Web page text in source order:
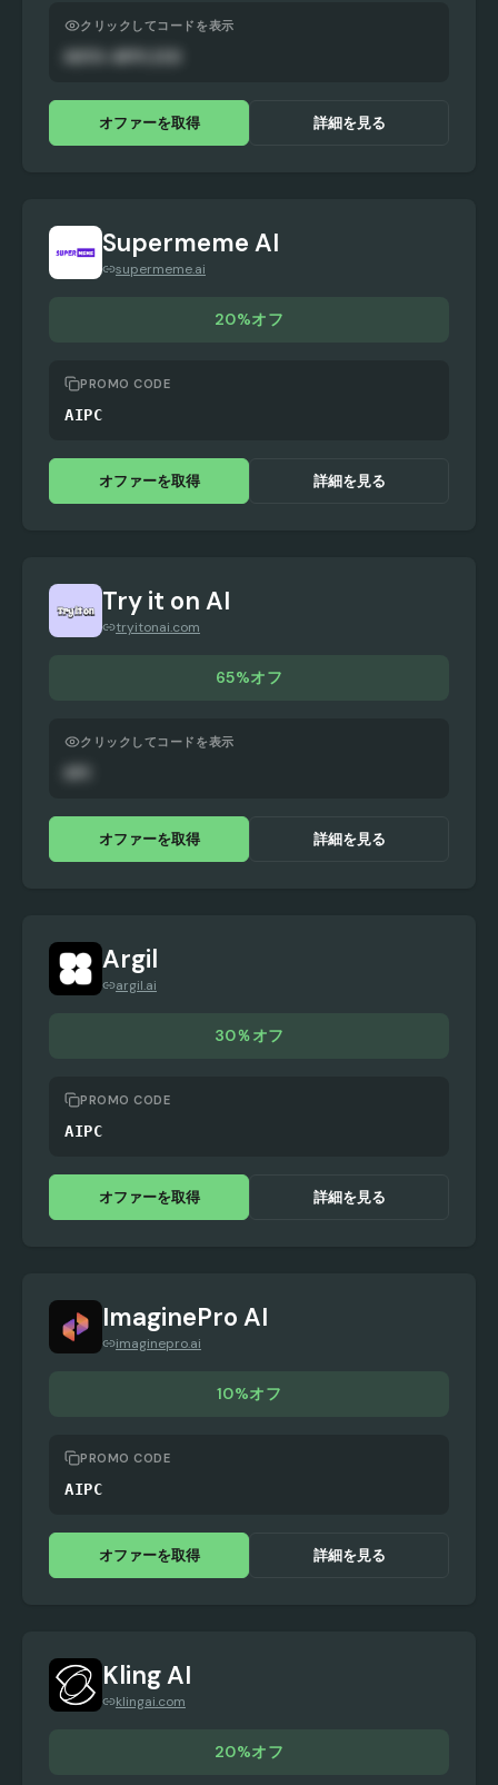
クリックしてコードを表示
オファーを取得 詳細を見る
Supermeme AI
supermeme.ai
20%オフ
PROMO CODE
AIPC
オファーを取得 詳細を見る
Try it on AI
tryitonai.com
65%オフ
クリックしてコードを表示
オファーを取得 詳細を見る
Argil
argil.ai
30％オフ
PROMO CODE
AIPC
オファーを取得 詳細を見る
ImaginePro AI
imaginepro.ai
10%オフ
PROMO CODE
AIPC
オファーを取得 詳細を見る
Kling AI
klingai.com
20%オフ